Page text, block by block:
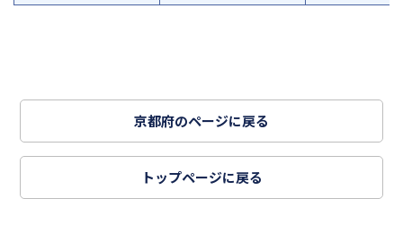
京都府のページに戻る
トップページに戻る